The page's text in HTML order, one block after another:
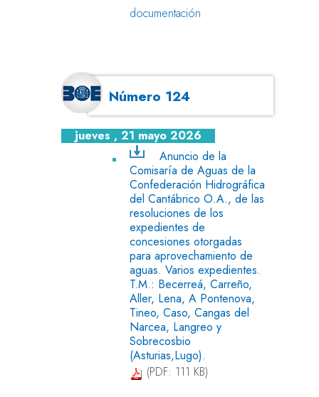
documentación
Número 124
jueves , 21 mayo 2026
Anuncio de la
Comisaría de Aguas de la
Confederación Hidrográfica
del Cantábrico O.A., de las
resoluciones de los
expedientes de
concesiones otorgadas
para aprovechamiento de
aguas. Varios expedientes.
T.M.: Becerreá, Carreño,
Aller, Lena, A Pontenova,
Tineo, Caso, Cangas del
Narcea, Langreo y
Sobrecosbio
(Asturias,Lugo).
(PDF: 111 KB)